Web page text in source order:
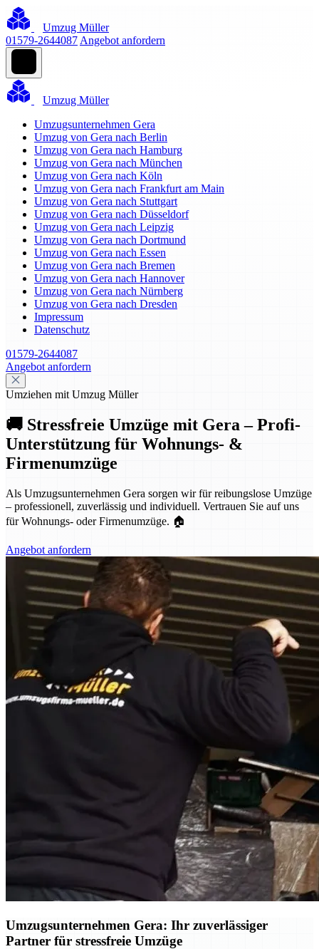
Umzug Müller
01579-2644087 Angebot anfordern
Umzug Müller
Umzugsunternehmen Gera
Umzug von Gera nach Berlin
Umzug von Gera nach Hamburg
Umzug von Gera nach München
Umzug von Gera nach Köln
Umzug von Gera nach Frankfurt am Main
Umzug von Gera nach Stuttgart
Umzug von Gera nach Düsseldorf
Umzug von Gera nach Leipzig
Umzug von Gera nach Dortmund
Umzug von Gera nach Essen
Umzug von Gera nach Bremen
Umzug von Gera nach Hannover
Umzug von Gera nach Nürnberg
Umzug von Gera nach Dresden
Impressum
Datenschutz
01579-2644087
Angebot anfordern
Umziehen mit Umzug Müller
🚚 Stressfreie Umzüge mit Gera – Profi-
Unterstützung für Wohnungs- &
Firmenumzüge
Als Umzugsunternehmen Gera sorgen wir für reibungslose Umzüge
– professionell, zuverlässig und individuell. Vertrauen Sie auf uns
für Wohnungs- oder Firmenumzüge. 🏠
Angebot anfordern
Umzugsunternehmen Gera: Ihr zuverlässiger
Partner für stressfreie Umzüge